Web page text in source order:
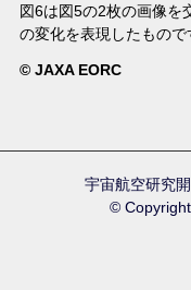
図6は図5の2枚の画像を
の変化を表現したもので
© JAXA EORC
宇宙航空研究
©